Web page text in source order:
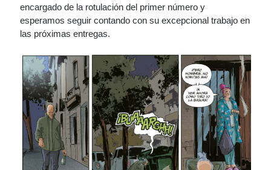
encargado de la rotulación del primer número y
esperamos seguir contando con su excepcional trabajo en
las próximas entregas.